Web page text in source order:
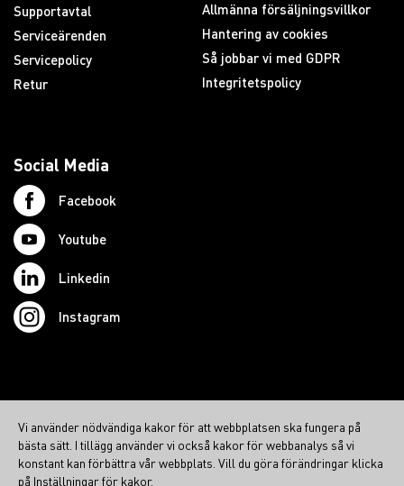
Supportavtal
Serviceärenden
Servicepolicy
Retur
Allmänna försäljningsvillkor
Hantering av cookies
Så jobbar vi med GDPR
Integritetspolicy
Social Media
Facebook
Youtube
Linkedin
Instagram
northcom.no
northcom.dk
Vi använder nödvändiga kakor för att webbplatsen ska fungera på
bästa sätt. I tillägg använder vi också kakor för webbanalys så vi
konstant kan förbättra vår webbplats. Vill du göra förändringar klicka
på Inställningar för kakor.